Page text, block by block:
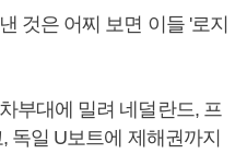
것은 어찌 보면 이들 '로지
부대에 밀려 네덜란드, 프
독일 U보트에 제해권까지